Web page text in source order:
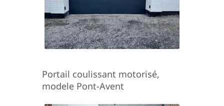
Portail coulissant motorisé,
modele Pont-Avent